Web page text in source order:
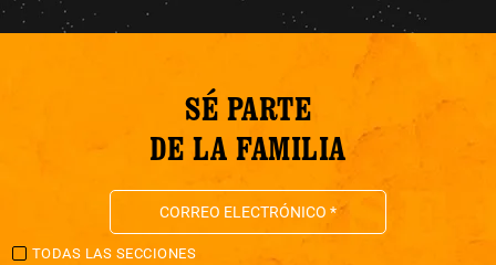
SÉ PARTE
DE LA FAMILIA
TODAS LAS SECCIONES